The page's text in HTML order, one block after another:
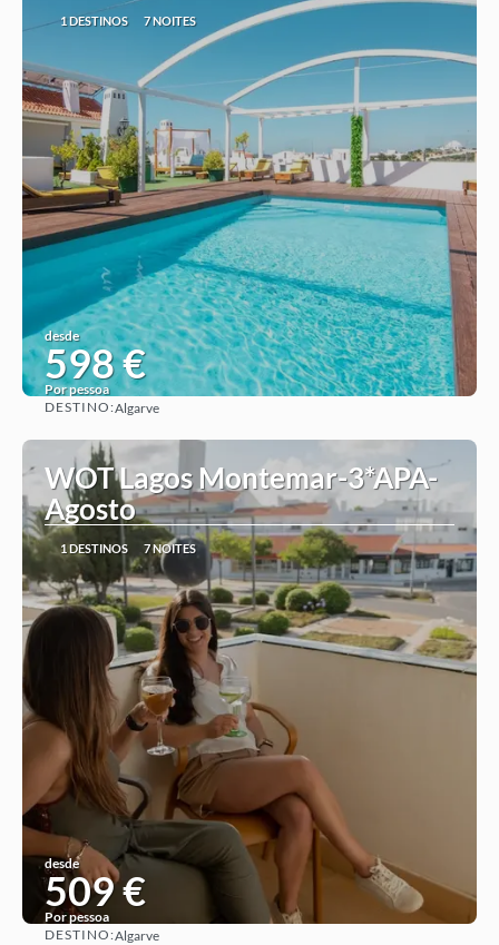
1 DESTINOS 7 NOITES
desde
598 €
Por pessoa
DESTINO:Algarve
WOT Lagos Montemar-3*APA-
Agosto
1 DESTINOS 7 NOITES
desde
509 €
Por pessoa
DESTINO:Algarve